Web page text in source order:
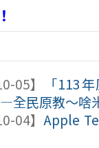
05】
「113
全民原教～啥
04】 Apple